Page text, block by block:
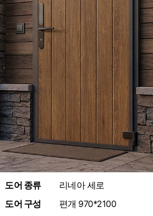
도어 종류
리네아 세로
도어 구성
편개 970*2100